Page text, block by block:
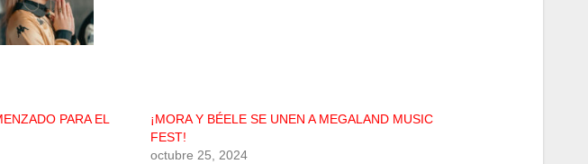
PARA EL
¡MORA Y BÉELE SE UNEN A MEGALAND MUSIC
FEST!
octubre 25, 2024